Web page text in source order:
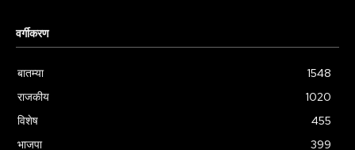
वर्गीकरण
बातम्या
1548
राजकीय
1020
विशेष
455
भाजपा
399